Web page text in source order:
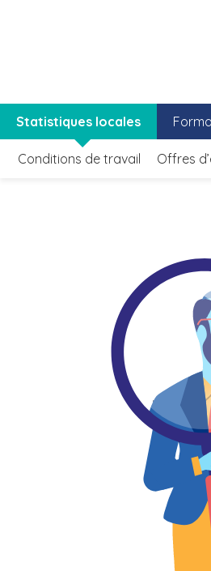
Statistiques locales
Conditions de travail Offres